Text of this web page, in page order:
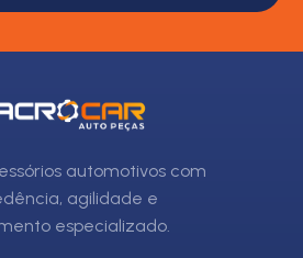
automotivos com
agilidade e
especializado.